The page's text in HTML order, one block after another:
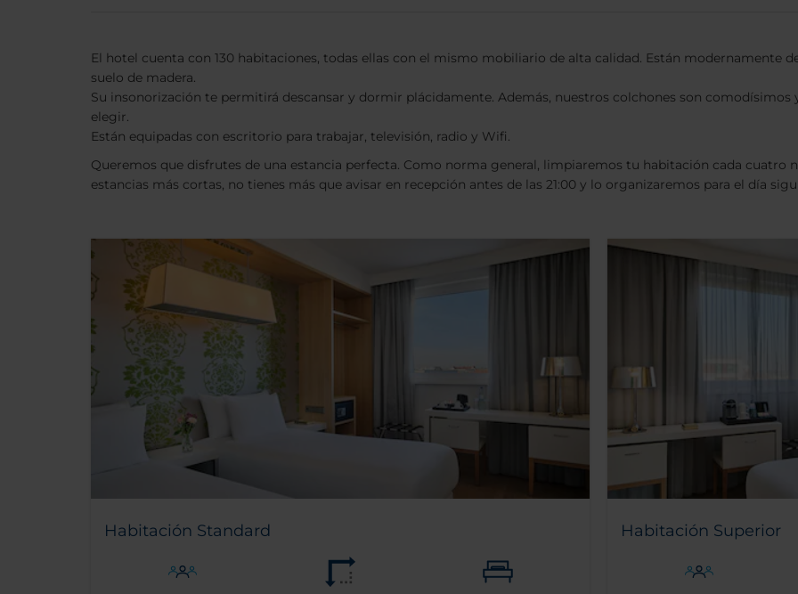
El hotel cuenta con 130 habitaciones, todas ellas con el mismo mobiliario de alta calidad. Están modernamente
suelo de madera.
Su insonorización te permitirá descansar y dormir plácidamente. Además, nuestros colchones son comodísimos
elegir.
Están equipadas con escritorio para trabajar, televisión, radio y Wifi.
Queremos que disfrutes de una estancia perfecta. Como norma general, limpiaremos tu habitación cada cuatro
estancias más cortas, no tienes más que avisar en recepción antes de las 21:00 y lo organizaremos para el día
Habitación Standard Habitación Superior